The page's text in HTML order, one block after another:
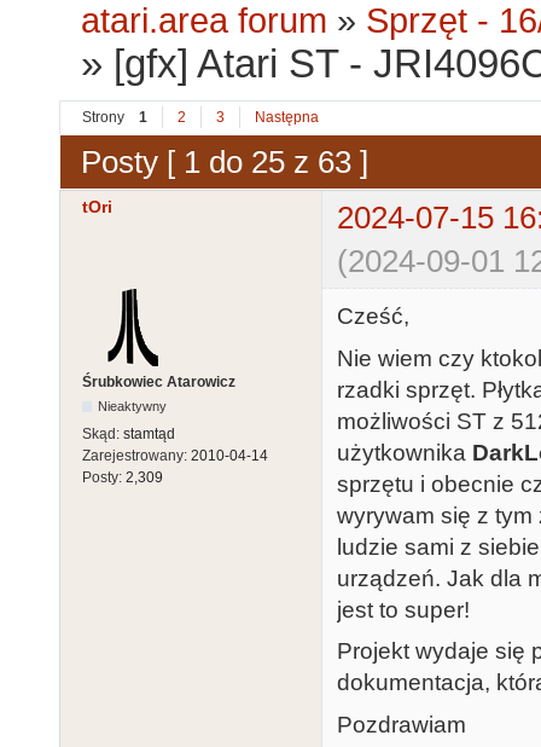
atari.area forum » Sprzęt -
» [gfx] Atari ST -
Strony 1 2 3 Następna
Posty [ 1 do 25 z 63 ]
tOri
2024-07-15
(2024-09-01
Śrubkowiec Atarowicz
Nieaktywny
Skąd: stamtąd
Zarejestrowany: 2010-04-14
Posty: 2,309
Cześć,
Nie wiem czy
rzadki sprzęt.
możliwości ST z
użytkownika
sprzętu i obecnie
wyrywam się z
ludzie sami z
urządzeń. Jak dla
jest to super!
Projekt wydaje się
dokumentacja,
Pozdrawiam